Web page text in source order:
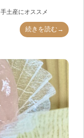
手土産にオススメ
続きを読む→